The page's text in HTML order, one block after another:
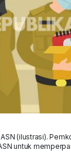
(ilustrasi).
untuk